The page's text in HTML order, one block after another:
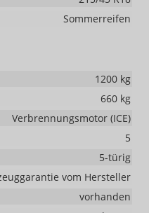
Sommerreifen
1200 kg
660 kg
Verbrennungsmotor (ICE)
5
5-türig
vom Hersteller
vorhanden